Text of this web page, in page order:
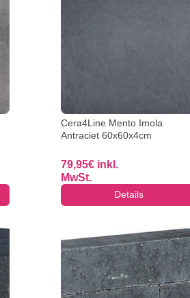
Cera4Line Mento Imola
Antraciet 60x60x4cm
79,95€ inkl.
MwSt.
Details